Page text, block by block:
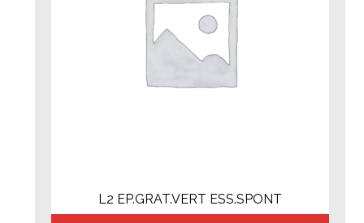
L2 EP.GRAT.VERT ESS.SPONT